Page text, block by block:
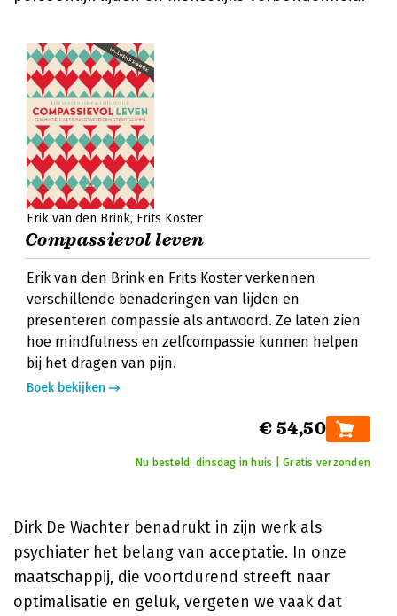
Erik van den Brink Frits Koster
Compassievol leven
Erik van den Brink en Frits Koster verkennen
verschillende benaderingen van lijden en
presenteren compassie als antwoord. Ze laten zien
hoe mindfulness en zelfcompassie kunnen helpen
bij het dragen van pijn.
Boek bekijken
€ 54,50
Nu besteld, dinsdag in huis | Gratis verzonden
Dirk De Wachter benadrukt in zijn werk als
psychiater het belang van acceptatie. In onze
maatschappij, die voortdurend streeft naar
optimalisatie en geluk, vergeten we vaak dat